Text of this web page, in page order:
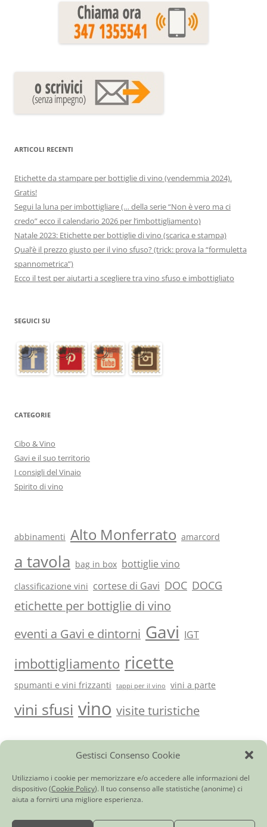
Gestisci Consenso Cookie
Utilizziamo i cookie per memorizzare e/o accedere alle informazioni del
dispositivo (Cookie Policy). Il tuo consenso alle statistiche (anonime) ci
aiuta a fornirti una migliore esperienza.
ARTICOLI RECENTI
Etichette da stampare per bottiglie di vino (vendemmia 2024).
Gratis!
Segui la luna per imbottigliare (… della serie “Non è vero ma ci
credo” ecco il calendario 2026 per l’imbottigliamento)
Natale 2023: Etichette per bottiglie di vino (scarica e stampa)
Qual’è il prezzo giusto per il vino sfuso? (trick: prova la “formuletta
spannometrica”)
Ecco il test per aiutarti a scegliere tra vino sfuso e imbottigliato
SEGUICI SU
CATEGORIE
Cibo & Vino
Gavi e il suo territorio
I consigli del Vinaio
Spirito di vino
abbinamenti Alto Monferrato amarcord
a tavola bag in box bottiglie vino
classificazione vini cortese di Gavi DOC DOCG
etichette per bottiglie di vino
eventi a Gavi e dintorni Gavi IGT
imbottigliamento ricette
spumanti e vini frizzanti tappi per il vino vini a parte
vini sfusi vino visite turistiche
Vini del Monferrato e…|Ci trovi anche qui Giornale di
Cortese di Gavi DOCG Barbera d’Asti DOCG
Monferrato Dolcetto
DOC| Piemonte Moscato DOC| Bonarda dell’Oltrepò Pavese DOC|
Chardonnay Frizzante Provincia di Pavia IGT|Pinot Chardonnay
Spumante Brut| Rosato Frizzante Provincia di Pavia IGT